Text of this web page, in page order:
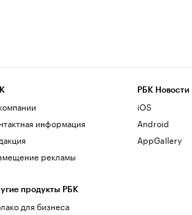
информация
рекламы
продукты РБК
для бизнеса
РБК Новости
iOS
Android
AppGallery